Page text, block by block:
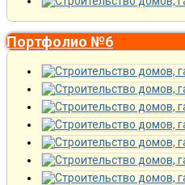
Портфолио №6